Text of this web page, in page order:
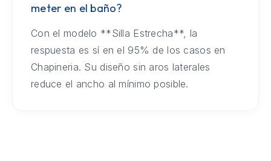
meter en el baño?
Con el modelo **Silla Estrecha**, la
respuesta es sí en el 95% de los casos en
Chapineria. Su diseño sin aros laterales
reduce el ancho al mínimo posible.